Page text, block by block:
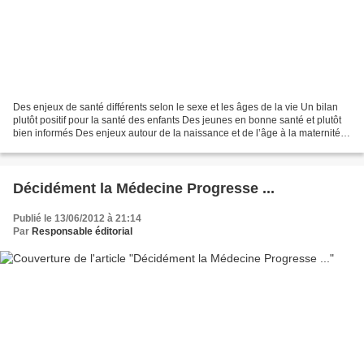
Des enjeux de santé différents selon le sexe et les âges de la vie Un bilan
plutôt positif pour la santé des enfants Des jeunes en bonne santé et plutôt
bien informés Des enjeux autour de la naissance et de l’âge à la maternité
Décidément la Médecine Progresse ...
Publié le 13/06/2012 à 21:14
Par Responsable éditorial